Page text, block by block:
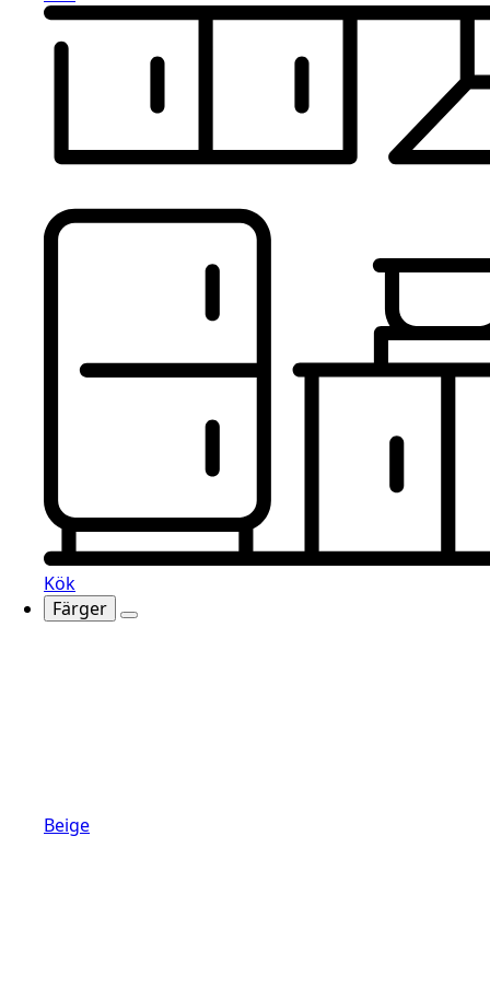
Kök
Färger
Beige